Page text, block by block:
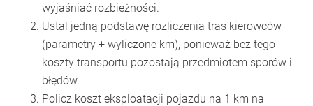
wyjaśniać rozbieżności.
Ustal jedną podstawę rozliczenia tras kierowców
(parametry + wyliczone km), ponieważ bez tego
koszty transportu pozostają przedmiotem sporów i
błędów.
Policz koszt eksploatacji pojazdu na 1 km na